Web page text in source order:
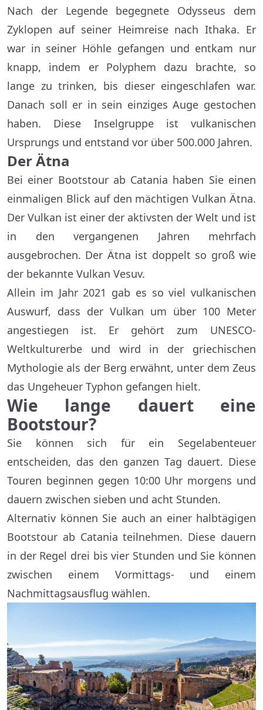
Nach der Legende begegnete Odysseus dem
Zyklopen auf seiner Heimreise nach Ithaka. Er
war in seiner Höhle gefangen und entkam nur
knapp, indem er Polyphem dazu brachte, so
lange zu trinken, bis dieser eingeschlafen war.
Danach soll er in sein einziges Auge gestochen
haben. Diese Inselgruppe ist vulkanischen
Ursprungs und entstand vor über 500.000 Jahren.
Der Ätna
Bei einer Bootstour ab Catania haben Sie einen
einmaligen Blick auf den mächtigen Vulkan Ätna.
Der Vulkan ist einer der aktivsten der Welt und ist
in den vergangenen Jahren mehrfach
ausgebrochen. Der Ätna ist doppelt so groß wie
der bekannte Vulkan Vesuv.
Allein im Jahr 2021 gab es so viel vulkanischen
Auswurf, dass der Vulkan um über 100 Meter
angestiegen ist. Er gehört zum UNESCO-
Weltkulturerbe und wird in der griechischen
Mythologie als der Berg erwähnt, unter dem Zeus
das Ungeheuer Typhon gefangen hielt.
Wie lange dauert eine
Bootstour?
Sie können sich für ein Segelabenteuer
entscheiden, das den ganzen Tag dauert. Diese
Touren beginnen gegen 10:00 Uhr morgens und
dauern zwischen sieben und acht Stunden.
Alternativ können Sie auch an einer halbtägigen
Bootstour ab Catania teilnehmen. Diese dauern
in der Regel drei bis vier Stunden und Sie können
zwischen einem Vormittags- und einem
Nachmittagsausflug wählen.